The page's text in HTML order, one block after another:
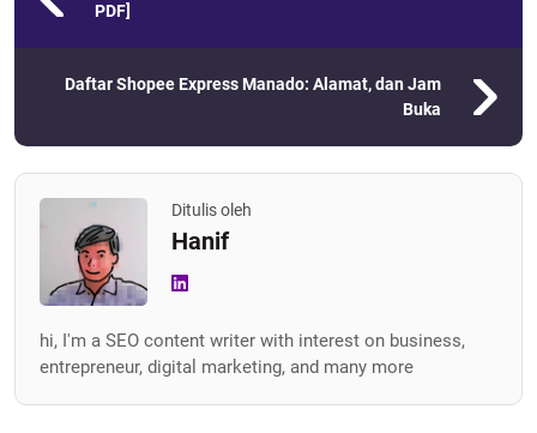
PDF]
Daftar Shopee Express Manado: Alamat, dan Jam
Buka
Ditulis oleh
Hanif
hi, I'm a SEO content writer with interest on business,
entrepreneur, digital marketing, and many more